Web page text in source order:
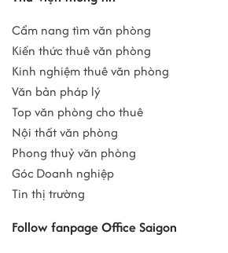
Cẩm nang tìm văn phòng
Kiến thức thuê văn phòng
Kinh nghiệm thuê văn phòng
Văn bản pháp lý
Top văn phòng cho thuê
Nội thất văn phòng
Phong thuỷ văn phòng
Góc Doanh nghiệp
Tin thị trường
Follow fanpage Office Saigon